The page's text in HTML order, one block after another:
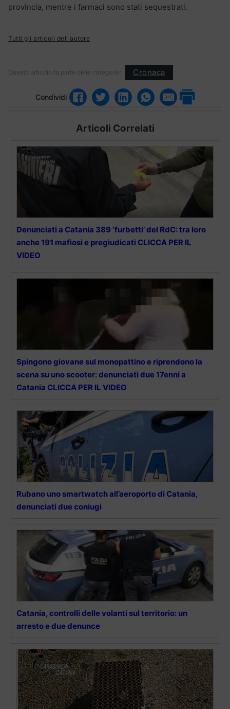
provincia, mentre i farmaci sono stati sequestrati.
Tutti gli articoli dell'autore
Questo articolo fa parte delle categorie: Cronaca
Condividi
Articoli Correlati
Denunciati a Catania 389 ‘furbetti’ del RdC: tra loro
anche 191 mafiosi e pregiudicati CLICCA PER IL
VIDEO
Spingono giovane sul monopattino e riprendono la
scena su uno scooter: denunciati due 17enni a
Catania CLICCA PER IL VIDEO
Rubano uno smartwatch all’aeroporto di Catania,
denunciati due coniugi
Catania, controlli delle volanti sul territorio: un
arresto e due denunce